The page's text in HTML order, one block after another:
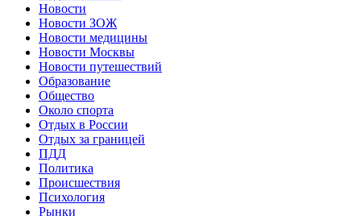
Новости
Новости ЗОЖ
Новости медицины
Новости Москвы
Новости путешествий
Образование
Общество
Около спорта
Отдых в России
Отдых за границей
ПДД
Политика
Происшествия
Психология
Рынки